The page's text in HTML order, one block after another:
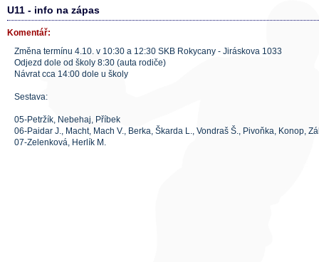
U11 - info na zápas
Komentář:
Změna termínu 4.10. v 10:30 a 12:30 SKB Rokycany - Jiráskova 1033
Odjezd dole od školy 8:30 (auta rodiče)
Návrat cca 14:00 dole u školy
Sestava:
05-Petržík, Nebehaj, Příbek
06-Paidar J., Macht, Mach V., Berka, Škarda L., Vondraš Š., Pivoňka, Konop,
07-Zelenková, Herlík M.